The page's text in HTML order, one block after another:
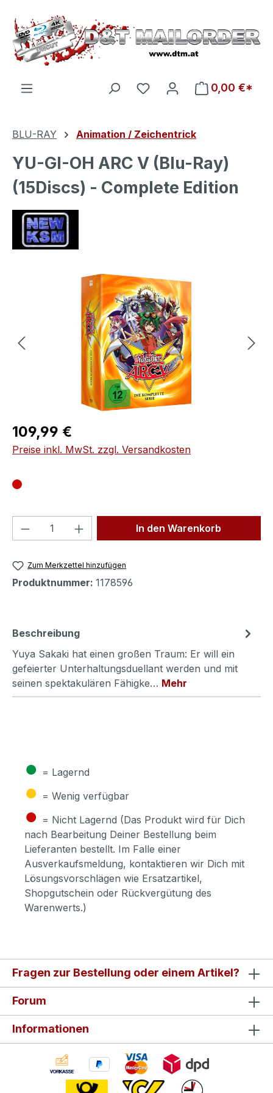
Zum Hauptinhalt springen
Du hast 0 Produkte auf
0,00 €*
BLU-RAY Animation / Zeichentrick
YU-GI-OH ARC V (Blu-Ray)
(15Discs) - Complete Edition
Bildergalerie überspringen
Regulärer Preis:
109,99 €
Preise inkl. MwSt. zzgl. Versandkosten
Produkt Anzahl: Gib denIn den Warenkorb
Zum Merkzettel hinzufügen
Produktnummer: 1178596
Beschreibung
Yuya Sakaki hat einen großen Traum: Er will ein
gefeierter Unterhaltungsduellant werden und mit
seinen spektakulären Fähigke… Mehr
● = Lagernd
● = Wenig verfügbar
● = Nicht Lagernd (Das Produkt wird für Dich
nach Bearbeitung Deiner Bestellung beim
Lieferanten bestellt. Im Falle einer
Ausverkaufsmeldung, kontaktieren wir Dich mit
Lösungsvorschlägen wie Ersatzartikel,
Shopgutschein oder Rückvergütung des
Warenwerts.)
Fragen zur Bestellung oder einem Artikel?
Forum
Informationen